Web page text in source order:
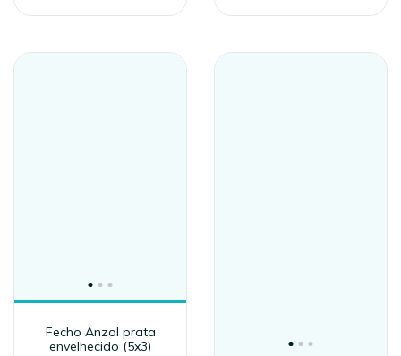
Fecho Anzol prata
envelhecido (5x3)